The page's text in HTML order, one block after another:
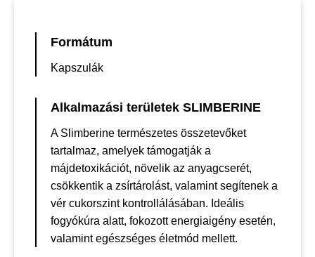
Formátum
Kapszulák
Alkalmazási területek SLIMBERINE
A Slimberine természetes összetevőket
tartalmaz, amelyek támogatják a
májdetoxikációt, növelik az anyagcserét,
csökkentik a zsírtárolást, valamint segítenek a
vér cukorszint kontrollálásában. Ideális
fogyókúra alatt, fokozott energiaigény esetén,
valamint egészséges életmód mellett.